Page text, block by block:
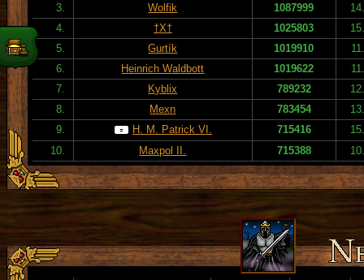
3.
Wolfik 1087999
4.
†X† 1025803
5.
Gurtík 1019910
6.
Heinrich Waldbott 1019622
7.
Kyblix 789232
8.
Mexn 783454
9.
H. M. Patrick VI. 715416
10.
Maxpol II. 715388